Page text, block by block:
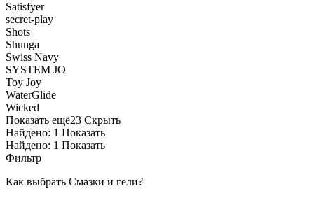
Satisfyer
secret-play
Shots
Shunga
Swiss Navy
SYSTEM JO
Toy Joy
WaterGlide
Wicked
Показать ещё23 Скрыть
Найдено: 1 Показать
Найдено: 1 Показать
Фильтр
Как выбрать Смазки и гели?